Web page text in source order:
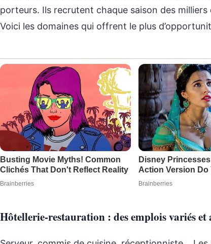
porteurs. Ils recrutent chaque saison des milliers
Voici les domaines qui offrent le plus
Hôtellerie-restauration : des emplois variés et